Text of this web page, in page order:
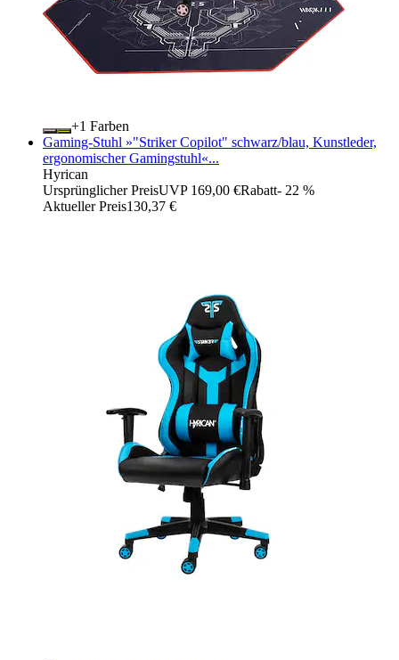
+
Farben
Gaming-Stuhl »"Striker Copilot" schwarz/blau, Kunstleder,
ergonomischer Gamingstuhl«...
Hyrican
Ursprünglicher PreisUVP 169,00 €Rabatt- 22 %
Aktueller Preis130,37 €